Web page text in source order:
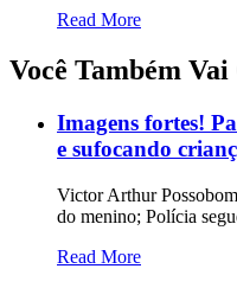
Read More
Você Também
Imagens fortes!
e sufocando
Victor Arthur
do menino; Polícia
Read More